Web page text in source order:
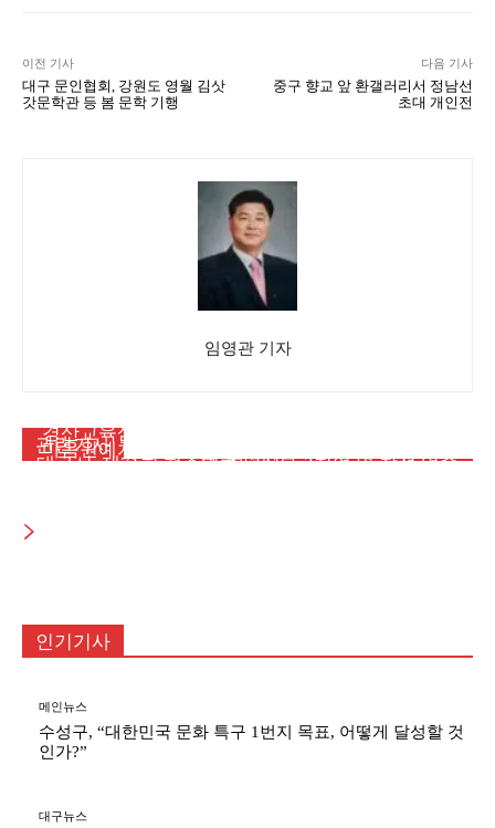
이전 기사
대구 문인협회, 강원도 영월 김삿
갓문학관 등 봄 문학 기행
다음 기사
중구 향교 앞 환갤러리서 정남선
초대 개인전
임영관 기자
관련기사
경산교육삼락회, 간송미술관서 ‘추사의 그림 수업’
특별전 관람
마음원예치유연구소 김연화 대표, 대한치유산업학
대구시, 제71회 현충일 추념식… 2천여 명 참석 엄숙
인기기사
메인뉴스
수성구, “대한민국 문화 특구 1번지 목표, 어떻게 달성할 것
인가?”
대구뉴스